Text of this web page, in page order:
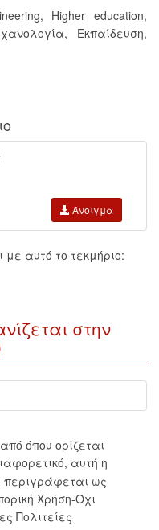
, Higher education,
, Εκπαίδευση,
Άνοιγμα
αυτό το τεκμήριο:
στην
όπου ορίζεται
αυτή η
περιγράφεται ως
Χρήση-Όχι
Πολιτείες